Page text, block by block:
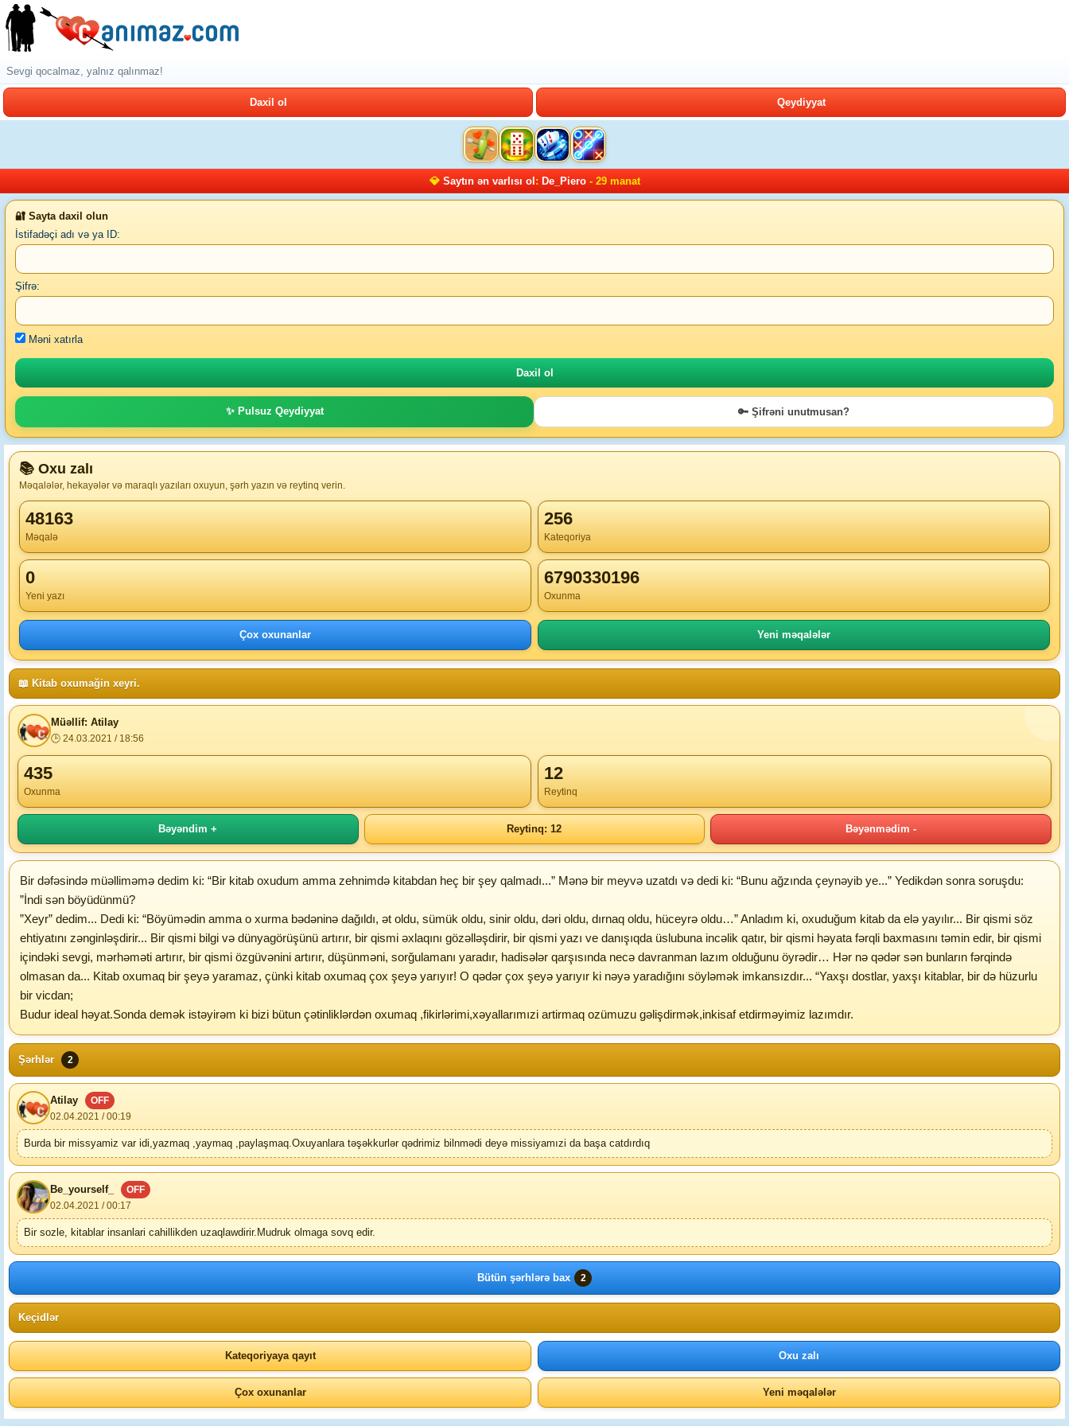
Sevgi qocalmaz, yalnız qalınmaz!
Daxil ol Qeydiyyat
💎 Saytın ən varlısı ol : De_Piero- 29 manat
🔐 Sayta daxil olun
İstifadəçi adı və ya ID:
Şifrə:
Məni xatırla
✨ Pulsuz Qeydiyyat 🔑 Şifrəni unutmusan?
📚 Oxu zalı
Məqalələr, hekayələr və maraqlı yazıları oxuyun, şərh yazın və reytinq verin.
48163
Məqalə
256
Kateqoriya
0
Yeni yazı
6790330196
Oxunma
Çox oxunanlar Yeni məqalələr
📖 Kitab oxumağin xeyri.
Müəllif: Atilay
🕒 24.03.2021 / 18:56
435
Oxunma
12
Reytinq
Bəyəndim + Reytinq: 12 Bəyənmədim -
Bir dəfəsində müəlliməmə dedim ki: “Bir kitab oxudum amma zehnimdə kitabdan heç bir şey qalmadı...” Mənə bir meyvə uzatdı və dedi ki: “Bunu ağzında çeynəyib ye...” Yedikdən sonra soruşdu:
”İndi sən böyüdünmü?
”Xeyr” dedim... Dedi ki: “Böyümədin amma o xurma bədəninə dağıldı, ət oldu, sümük oldu, sinir oldu, dəri oldu, dırnaq oldu, hüceyrə oldu…” Anladım ki, oxuduğum kitab da elə yayılır... Bir qismi söz
ehtiyatını zənginləşdirir... Bir qismi bilgi və dünyagörüşünü artırır, bir qismi əxlaqını gözəlləşdirir, bir qismi yazı ve danışıqda üslubuna incəlik qatır, bir qismi həyata fərqli baxmasını təmin edir, bir qismi
içindəki sevgi, mərhəməti artırır, bir qismi özgüvənini artırır, düşünməni, sorğulamanı yaradır, hadisələr qarşısında necə davranman lazım olduğunu öyrədir… Hər nə qədər sən bunların fərqində
olmasan da... Kitab oxumaq bir şeyə yaramaz, çünki kitab oxumaq çox şeyə yarıyır! O qədər çox şeyə yarıyır ki nəyə yaradığını söyləmək imkansızdır... “Yaxşı dostlar, yaxşı kitablar, bir də hüzurlu
bir vicdan;
Budur ideal həyat.Sonda demək istəyirəm ki bizi bütun çətinliklərdən oxumaq ,fikirlərimi,xəyallarımızi artirmaq ozümuzu gəlişdirmək,inkisaf etdirməyimiz lazımdır.
Şərhlər 2
Atilay
OFF
02.04.2021 / 00:19
Burda bir missyamiz var idi,yazmaq ,yaymaq ,paylaşmaq.Oxuyanlara təşəkkurlər qədrimiz bilnmədi deyə missiyamızi da başa catdırdıq
Be_yourself_
OFF
02.04.2021 / 00:17
Bir sozle, kitablar insanlari cahillikden uzaqlawdirir.Mudruk olmaga sovq edir.
Bütün şərhlərə bax 2
Keçidlər
Kateqoriyaya qayıt Oxu zalı
Çox oxunanlar Yeni məqalələr